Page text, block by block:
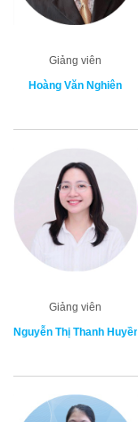
Giảng viên
Hoàng Văn Nghiên
Giảng viên
Nguyễn Thị Thanh Huyền